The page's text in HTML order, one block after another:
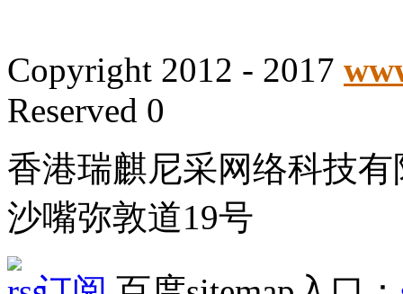
Copyright 2012 - 2017
Reserved 0
香港瑞麒尼采网络科技
沙嘴弥敦道19号